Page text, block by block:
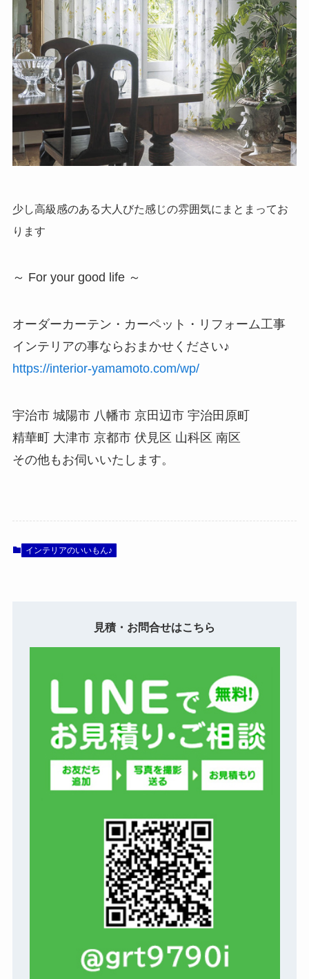
少し高級感のある大人びた感じの雰囲気にまとまってお
ります
～ For your good life ～
オーダーカーテン・カーペット・リフォーム工事
インテリアの事ならおまかせください♪
https://interior-yamamoto.com/wp/
宇治市 城陽市 八幡市 京田辺市 宇治田原町
精華町 大津市 京都市 伏見区 山科区 南区
その他もお伺いいたします。
インテリアのいいもん♪
見積・お問合せはこちら